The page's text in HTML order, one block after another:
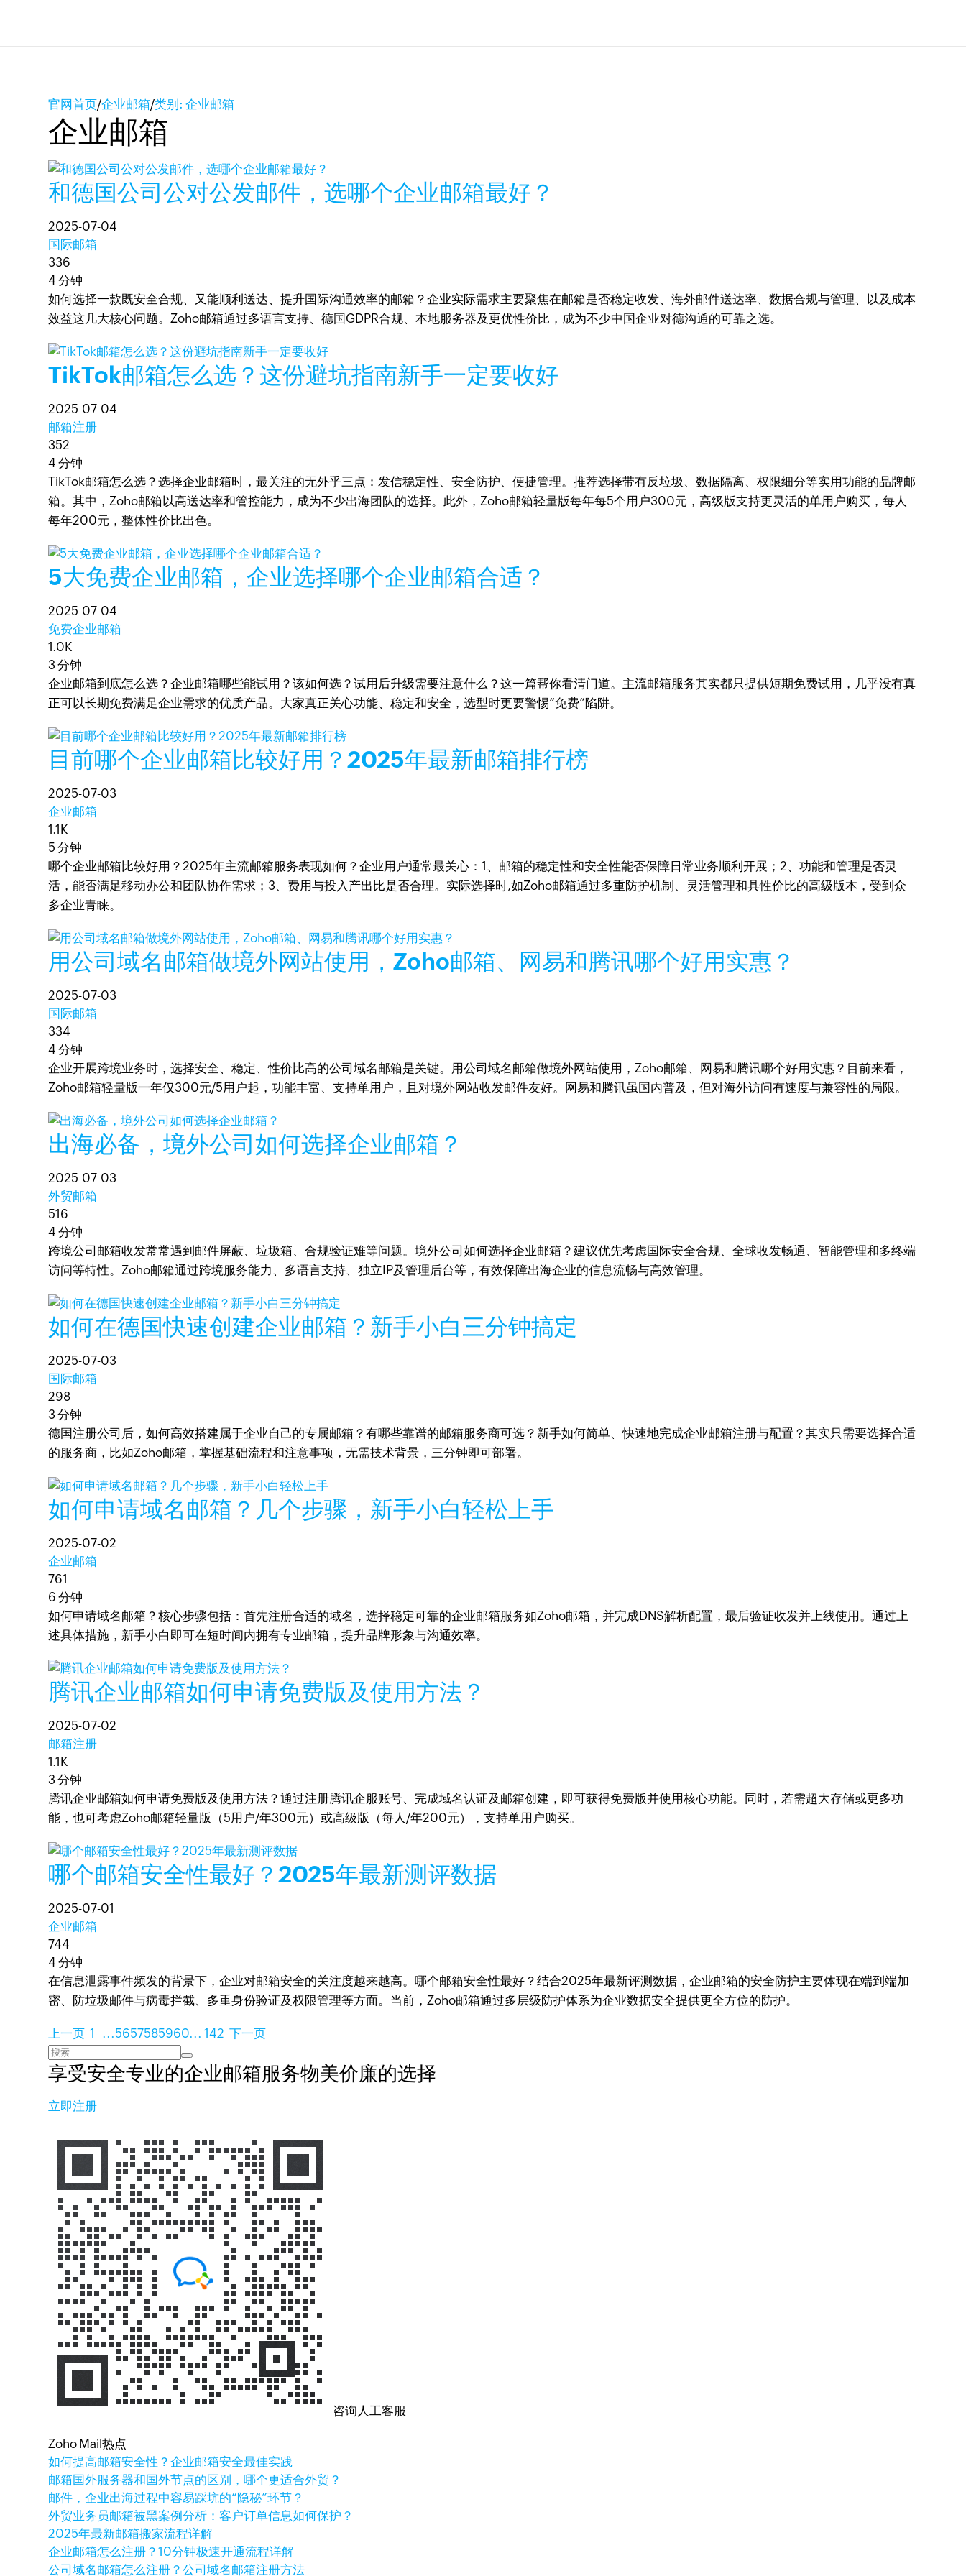
官网首页/企业邮箱/类别: 企业邮箱
企业邮箱
和德国公司公对公发邮件，选哪个企业邮箱最好？
2025-07-04
国际邮箱
336
4 分钟
如何选择一款既安全合规、又能顺利送达、提升国际沟通效率的邮箱？企业实际需求主要聚焦在邮箱是否稳定收发、海外邮件送达率、数据合规与管理、以及成本
效益这几大核心问题。Zoho邮箱通过多语言支持、德国GDPR合规、本地服务器及更优性价比，成为不少中国企业对德沟通的可靠之选。
TikTok邮箱怎么选？这份避坑指南新手一定要收好
2025-07-04
邮箱注册
352
4 分钟
TikTok邮箱怎么选？选择企业邮箱时，最关注的无外乎三点：发信稳定性、安全防护、便捷管理。推荐选择带有反垃圾、数据隔离、权限细分等实用功能的品牌邮
箱。其中，Zoho邮箱以高送达率和管控能力，成为不少出海团队的选择。此外，Zoho邮箱轻量版每年每5个用户300元，高级版支持更灵活的单用户购买，每人
每年200元，整体性价比出色。
5大免费企业邮箱，企业选择哪个企业邮箱合适？
2025-07-04
免费企业邮箱
1.0K
3 分钟
企业邮箱到底怎么选？企业邮箱哪些能试用？该如何选？试用后升级需要注意什么？这一篇帮你看清门道。主流邮箱服务其实都只提供短期免费试用，几乎没有真
正可以长期免费满足企业需求的优质产品。大家真正关心功能、稳定和安全，选型时更要警惕“免费”陷阱。
目前哪个企业邮箱比较好用？2025年最新邮箱排行榜
2025-07-03
企业邮箱
1.1K
5 分钟
哪个企业邮箱比较好用？2025年主流邮箱服务表现如何？企业用户通常最关心：1、邮箱的稳定性和安全性能否保障日常业务顺利开展；2、功能和管理是否灵
活，能否满足移动办公和团队协作需求；3、费用与投入产出比是否合理。实际选择时,如Zoho邮箱通过多重防护机制、灵活管理和具性价比的高级版本，受到众
多企业青睐。
用公司域名邮箱做境外网站使用，Zoho邮箱、网易和腾讯哪个好用实惠？
2025-07-03
国际邮箱
334
4 分钟
企业开展跨境业务时，选择安全、稳定、性价比高的公司域名邮箱是关键。用公司域名邮箱做境外网站使用，Zoho邮箱、网易和腾讯哪个好用实惠？目前来看，
Zoho邮箱轻量版一年仅300元/5用户起，功能丰富、支持单用户，且对境外网站收发邮件友好。网易和腾讯虽国内普及，但对海外访问有速度与兼容性的局限。
出海必备，境外公司如何选择企业邮箱？
2025-07-03
外贸邮箱
516
4 分钟
跨境公司邮箱收发常常遇到邮件屏蔽、垃圾箱、合规验证难等问题。境外公司如何选择企业邮箱？建议优先考虑国际安全合规、全球收发畅通、智能管理和多终端
访问等特性。Zoho邮箱通过跨境服务能力、多语言支持、独立IP及管理后台等，有效保障出海企业的信息流畅与高效管理。
如何在德国快速创建企业邮箱？新手小白三分钟搞定
2025-07-03
国际邮箱
298
3 分钟
德国注册公司后，如何高效搭建属于企业自己的专属邮箱？有哪些靠谱的邮箱服务商可选？新手如何简单、快速地完成企业邮箱注册与配置？其实只需要选择合适
的服务商，比如Zoho邮箱，掌握基础流程和注意事项，无需技术背景，三分钟即可部署。
如何申请域名邮箱？几个步骤，新手小白轻松上手
2025-07-02
企业邮箱
761
6 分钟
如何申请域名邮箱？核心步骤包括：首先注册合适的域名，选择稳定可靠的企业邮箱服务如Zoho邮箱，并完成DNS解析配置，最后验证收发并上线使用。通过上
述具体措施，新手小白即可在短时间内拥有专业邮箱，提升品牌形象与沟通效率。
腾讯企业邮箱如何申请免费版及使用方法？
2025-07-02
邮箱注册
1.1K
3 分钟
腾讯企业邮箱如何申请免费版及使用方法？通过注册腾讯企服账号、完成域名认证及邮箱创建，即可获得免费版并使用核心功能。同时，若需超大存储或更多功
能，也可考虑Zoho邮箱轻量版（5用户/年300元）或高级版（每人/年200元），支持单用户购买。
哪个邮箱安全性最好？2025年最新测评数据
2025-07-01
企业邮箱
744
4 分钟
在信息泄露事件频发的背景下，企业对邮箱安全的关注度越来越高。哪个邮箱安全性最好？结合2025年最新评测数据，企业邮箱的安全防护主要体现在端到端加
密、防垃圾邮件与病毒拦截、多重身份验证及权限管理等方面。当前，Zoho邮箱通过多层级防护体系为企业数据安全提供更全方位的防护。
上一页1 ...5657585960... 142 下一页
享受安全专业的企业邮箱服务物美价廉的选择
立即注册
咨询人工客服
Zoho Mail热点
如何提高邮箱安全性？企业邮箱安全最佳实践
邮箱国外服务器和国外节点的区别，哪个更适合外贸？
邮件，企业出海过程中容易踩坑的“隐秘”环节？
外贸业务员邮箱被黑案例分析：客户订单信息如何保护？
2025年最新邮箱搬家流程详解
企业邮箱怎么注册？10分钟极速开通流程详解
公司域名邮箱怎么注册？公司域名邮箱注册方法